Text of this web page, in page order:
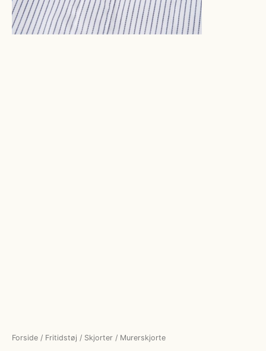
Forside / Fritidstøj / Skjorter / Murerskjorte